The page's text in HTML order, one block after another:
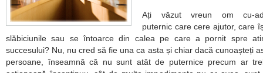
Ați văzut vreun om cu-
puternic care cere ajutor, care
slăbiciunile sau se întoarce din calea pe care a pornit spre
succesului? Nu, nu cred să fie una ca asta și chiar dacă cunoașteți
persoane, înseamnă că nu sunt atât de puternice precum ar